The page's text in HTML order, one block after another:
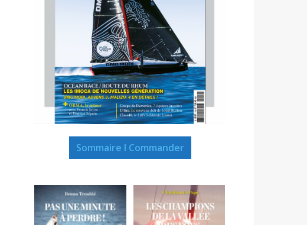
Sommaire I Commander